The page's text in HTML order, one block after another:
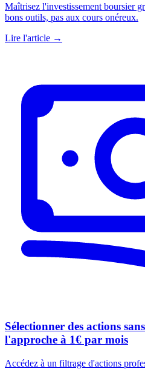
Maîtrisez l'investissement boursier
bons outils, pas aux cours onéreux.
Lire l'article →
Sélectionner des actions
l'approche à 1€ par mois
Accédez à un filtrage d'actions